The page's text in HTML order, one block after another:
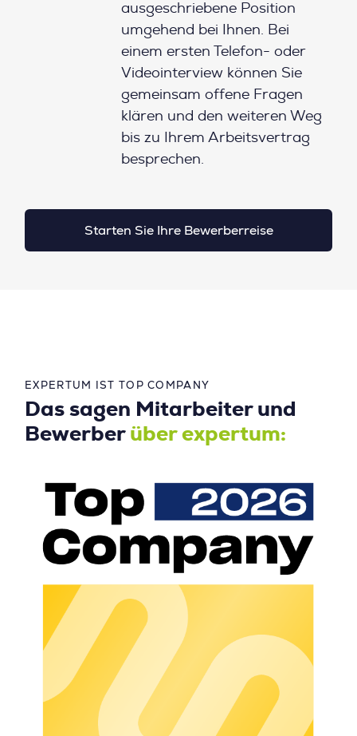
ausgeschriebene Position
umgehend bei Ihnen. Bei
einem ersten Telefon- oder
Videointerview können Sie
gemeinsam offene Fragen
klären und den weiteren Weg
bis zu Ihrem Arbeitsvertrag
besprechen.
Starten Sie Ihre Bewerberreise
EXPERTUM IST TOP COMPANY
Das sagen Mitarbeiter und
Bewerber über expertum: